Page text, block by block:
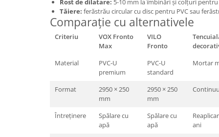
Rost de dilatare: 5-10 mm la îmbinări și colțuri
Tăiere: ferăstrău circular cu disc pentru PVC sau
Comparație cu alternativele
Criteriu
VOX Fronto
Max
VILO
Fronto
Material
PVC-U
premium
PVC-U
standard
Mortar
Format
2950 × 250
mm
2950 × 250
mm
Întreținere
Spălare cu
apă
Spălare cu
apă
ani